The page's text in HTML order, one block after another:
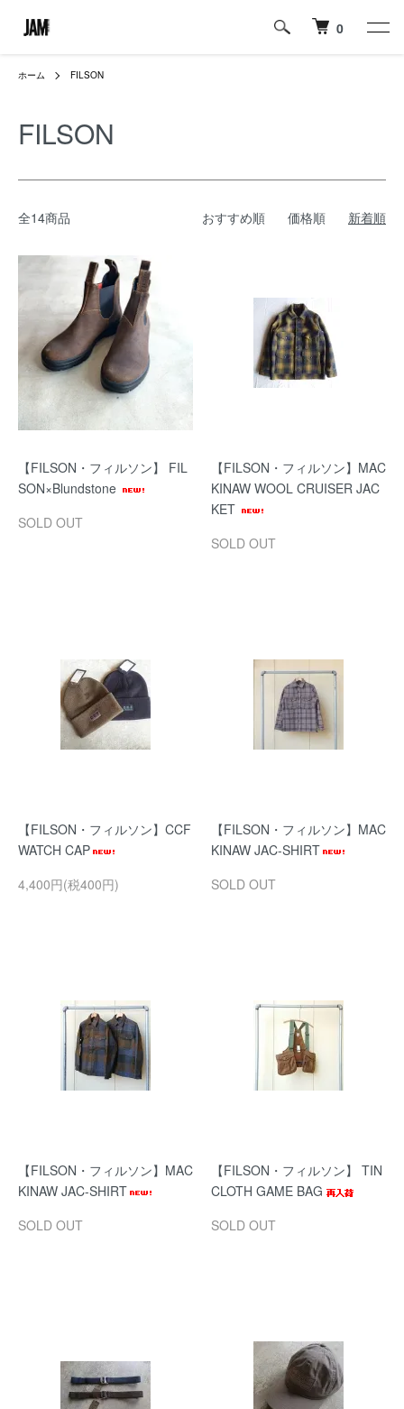
0
ホーム FILSON
FILSON
全14商品 おすすめ順 価格順 新着順
【FILSON・フィルソン】 FIL
SON×Blundstone
SOLD OUT
【FILSON・フィルソン】MAC
KINAW WOOL CRUISER JAC
KET
SOLD OUT
【FILSON・フィルソン】CCF
WATCH CAP
4,400円(税400円)
【FILSON・フィルソン】MAC
KINAW JAC-SHIRT
SOLD OUT
【FILSON・フィルソン】MAC
KINAW JAC-SHIRT
SOLD OUT
【FILSON・フィルソン】 TIN
CLOTH GAME BAG
SOLD OUT